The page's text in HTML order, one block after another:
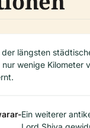
der längsten
nur wenige Kilometer
Ein weiterer